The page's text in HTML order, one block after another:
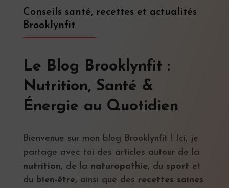
Conseils santé, recettes et actualités
Brooklynfit
Le Blog Brooklynfit :
Nutrition, Santé &
Énergie au Quotidien
Bienvenue sur mon blog Brooklynfit ! Ici, je
partage avec toi des articles autour de la
nutrition, de la naturopathie, du sport et
du bien-être, ainsi que des recettes saines